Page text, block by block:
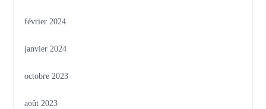
février 2024
janvier 2024
octobre 2023
août 2023